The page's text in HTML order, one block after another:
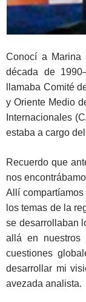
Conocí a
década de
llamaba Comité
y Oriente Medio
Internacionales
estaba a cargo
Recuerdo que
nos
Allí
los temas de la
se desarrollaban
allá en nuestros
cuestiones
desarrollar mi
avezada analista.